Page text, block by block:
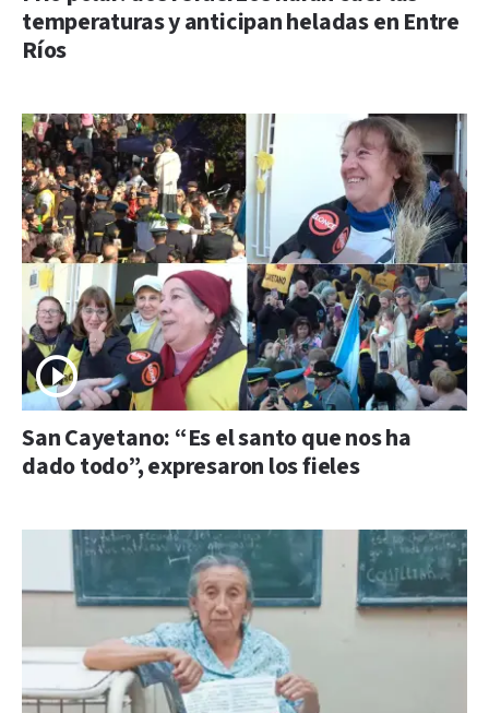
temperaturas y anticipan heladas en Entre
Ríos
San Cayetano: “Es el santo que nos ha
dado todo”, expresaron los fieles